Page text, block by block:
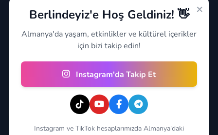
×
Berlindeyiz'e Hoş Geldiniz! 👋
Almanya'da yaşam, etkinlikler ve kültürel içerikler
için bizi takip edin!
Instagram'da Takip Et
Instagram ve TikTok hesaplarımızda Almanya'daki
Almanya'daki etkinlikler, kültür ve yaşam içeriklerini
takip edebileceğiniz modern bir platform.
Anasayfa
Hüküm & Koşullar
Impressum